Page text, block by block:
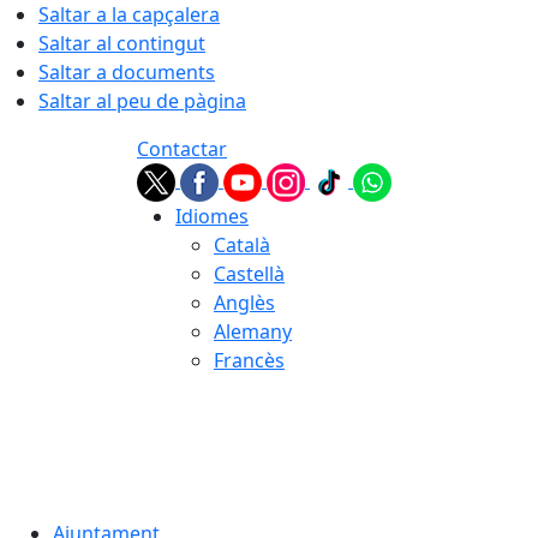
Saltar a la capçalera
Saltar al contingut
Saltar a documents
Saltar al peu de pàgina
Contactar
Idiomes
Català
Castellà
Anglès
Alemany
Francès